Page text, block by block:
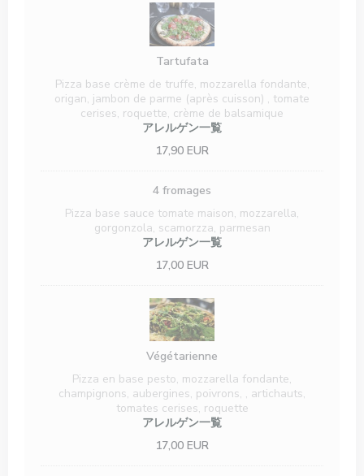
Tartufata
Pizza base crème de truffe, mozzarella fondante,
origan, jambon de parme (après cuisson) , tomate
cerises, roquette, crème de balsamique
アレルゲン一覧
17,90 EUR
4 fromages
Pizza base sauce tomate maison, mozzarella,
gorgonzola, scamorzza, parmesan
アレルゲン一覧
17,00 EUR
Végétarienne
Pizza en base pesto, mozzarella fondante,
champignons, aubergines, poivrons, , artichauts,
tomates cerises, roquette
アレルゲン一覧
17,00 EUR